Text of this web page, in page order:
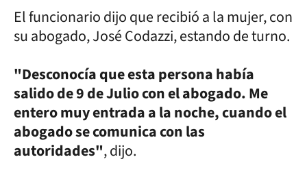
El funcionario dijo que recibió a la mujer, con
su abogado, José Codazzi, estando de turno.
"Desconocía que esta persona había
salido de 9 de Julio con el abogado. Me
entero muy entrada a la noche, cuando el
abogado se comunica con las
autoridades", dijo.